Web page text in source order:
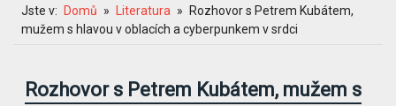
Jste v: Domů Literatura
Rozhovor s Petrem Kubátem,
mužem s hlavou v oblacích a cyberpunkem v srdci
Rozhovor s Petrem Kubátem, mužem s